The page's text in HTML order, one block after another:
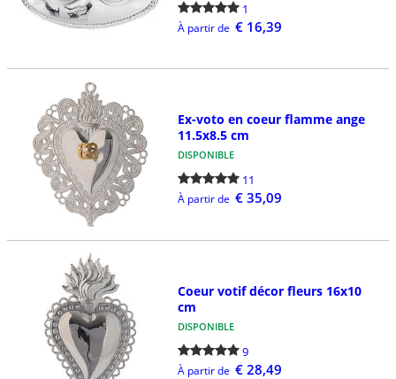
1
À partir de € 16,39
Ex-voto en coeur flamme ange
11.5x8.5 cm
DISPONIBLE
11
À partir de € 35,09
Coeur votif décor fleurs 16x10
cm
DISPONIBLE
9
À partir de € 28,49